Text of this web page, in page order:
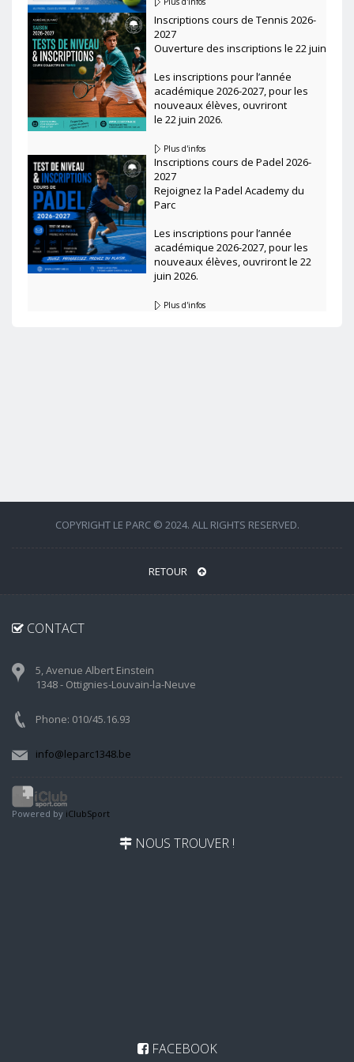
Inscriptions cours de Tennis 2026-
2027
Ouverture des inscriptions le 22 juin
Les inscriptions pour l’année
académique 2026-2027, pour les
nouveaux élèves, ouvriront
le 22 juin 2026.
Plus d'infos
Inscriptions cours de Padel 2026-
2027
Rejoignez la Padel Academy du
Parc
Les inscriptions pour l’année
académique 2026-2027, pour les
nouveaux élèves, ouvriront le 22
juin 2026.
Plus d'infos
COPYRIGHT LE PARC © 2024. ALL RIGHTS RESERVED.
RETOUR
CONTACT
5, Avenue Albert Einstein
1348 - Ottignies-Louvain-la-Neuve
Phone: 010/45.16.93
info@leparc1348.be
Powered by iClubSport
NOUS TROUVER !
FACEBOOK